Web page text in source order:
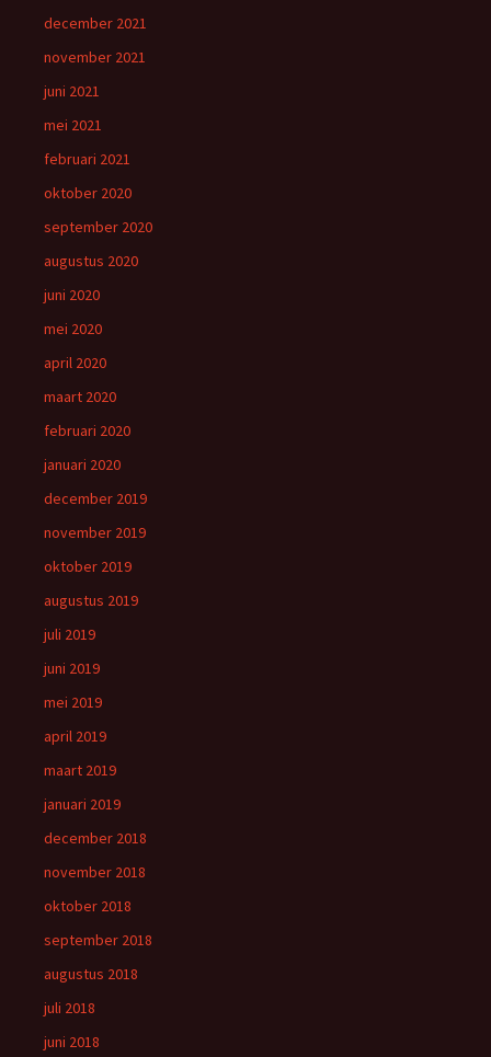
december 2021
november 2021
juni 2021
mei 2021
februari 2021
oktober 2020
september 2020
augustus 2020
juni 2020
mei 2020
april 2020
maart 2020
februari 2020
januari 2020
december 2019
november 2019
oktober 2019
augustus 2019
juli 2019
juni 2019
mei 2019
april 2019
maart 2019
januari 2019
december 2018
november 2018
oktober 2018
september 2018
augustus 2018
juli 2018
juni 2018